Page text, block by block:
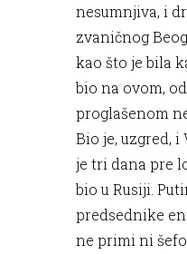
nesumnjiva, i
zvaničnog
kao što je bila
bio na ovom,
proglašenom
Bio je, uzgred, i
je tri dana pre
bio u Rusiji.
predsednike
ne primi ni